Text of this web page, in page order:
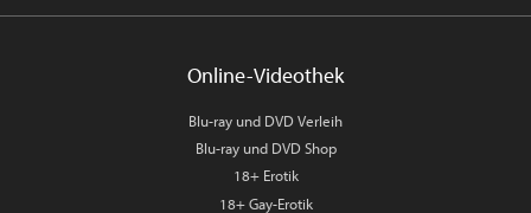
Online-Videothek
Blu-ray und DVD Verleih
Blu-ray und DVD Shop
18+ Erotik
18+ Gay-Erotik